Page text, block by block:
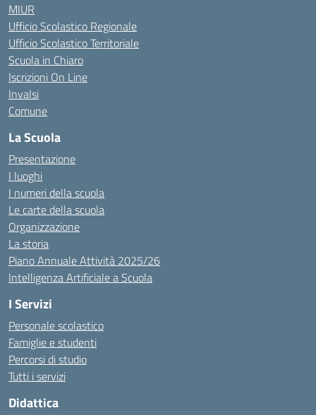
MIUR
Ufficio Scolastico Regionale
Ufficio Scolastico Territoriale
Scuola in Chiaro
Iscrizioni On Line
Invalsi
Comune
La Scuola
Presentazione
I luoghi
I numeri della scuola
Le carte della scuola
Organizzazione
La storia
Piano Annuale Attività 2025/26
Intelligenza Artificiale a Scuola
I Servizi
Personale scolastico
Famiglie e studenti
Percorsi di studio
Tutti i servizi
Didattica